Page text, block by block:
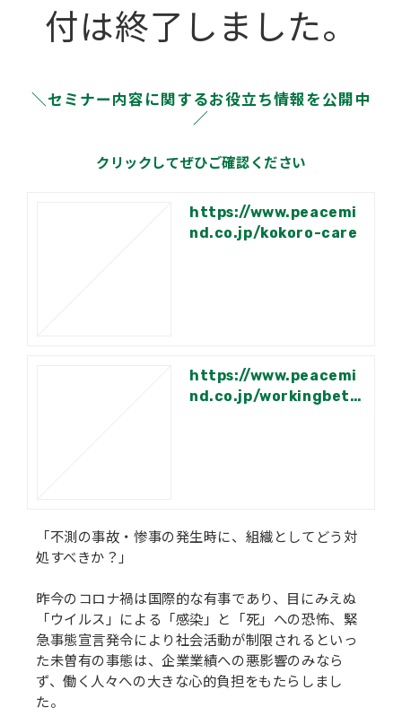
付は終了しました。
＼セミナー内容に関するお役立ち情報を公開中
／
クリックしてぜひご確認ください
https://www.peacemi
nd.co.jp/kokoro-care
https://www.peacemi
nd.co.jp/workingbett
「不測の事故・惨事の発生時に、組織としてどう対
処すべきか？」
昨今のコロナ禍は国際的な有事であり、目にみえぬ
「ウイルス」による「感染」と「死」への恐怖、緊
急事態宣言発令により社会活動が制限されるといっ
た未曽有の事態は、企業業績への悪影響のみなら
ず、働く人々への大きな心的負担をもたらしまし
た。